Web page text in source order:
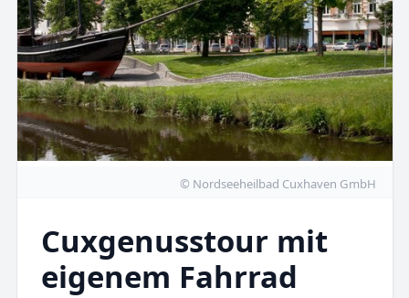
© Nordseeheilbad Cuxhaven GmbH
Cuxgenusstour mit
eigenem Fahrrad